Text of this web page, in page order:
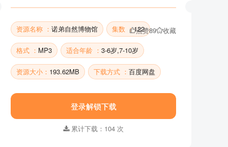
点赞89 收藏
资源名称 ： 诺弟自然博物馆 集数 ：122
格式 ： MP3 适合年龄 ： 3-6岁,7-10岁
资源大小： 193.62MB 下载方式 ： 百度网盘
登录解锁下载
累计下载：104 次
诺弟自然博物馆 集数 ：